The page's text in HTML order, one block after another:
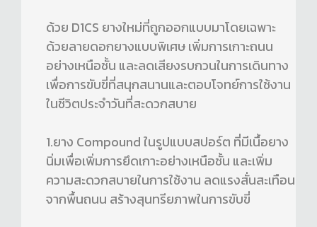
ด้วย D1CS ยางใหม่ที่ถูกออกแบบมาโดยเฉพาะ
ด้วยลายดอกยางแบบพิเศษ เพิ่มการเกาะถนน
อย่างเหนือชั้น และลดเสียงรบกวนในการเดินทาง
เพื่อการขับขี่ที่สนุกสนานและตอบโจทย์การใช้งาน
ในชีวิตประจำวันที่สะดวกสบาย
1.ยาง Compound ในรูปแบบสปอร์ต ที่มีเนื้อยาง
นิ่มเพื่อเพิ่มการยึดเกาะอย่างเหนือชั้น และเพิ่ม
ความสะดวกสบายในการใช้งาน ลดแรงสั่นสะเทือน
จากพื้นถนน สร้างสุนทรียภาพในการขับขี่